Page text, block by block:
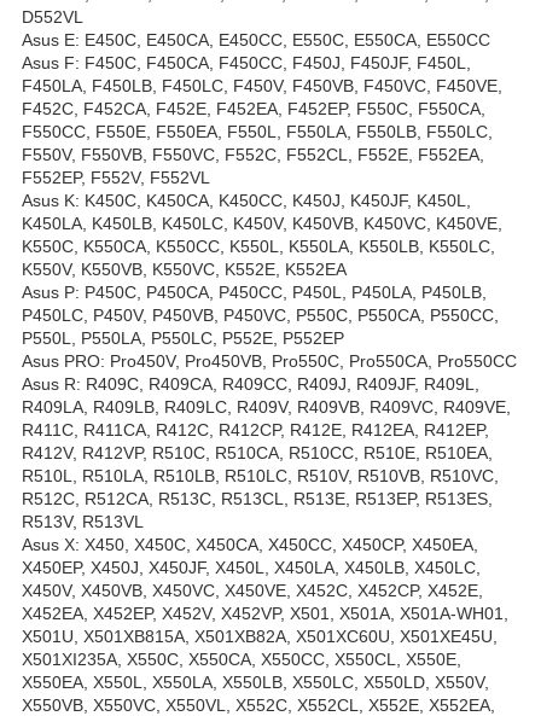
D552VL
Asus E: E450C, E450CA, E450CC, E550C, E550CA, E550CC
Asus F: F450C, F450CA, F450CC, F450J, F450JF, F450L,
F450LA, F450LB, F450LC, F450V, F450VB, F450VC, F450VE,
F452C, F452CA, F452E, F452EA, F452EP, F550C, F550CA,
F550CC, F550E, F550EA, F550L, F550LA, F550LB, F550LC,
F550V, F550VB, F550VC, F552C, F552CL, F552E, F552EA,
F552EP, F552V, F552VL
Asus K: K450C, K450CA, K450CC, K450J, K450JF, K450L,
K450LA, K450LB, K450LC, K450V, K450VB, K450VC, K450VE,
K550C, K550CA, K550CC, K550L, K550LA, K550LB, K550LC,
K550V, K550VB, K550VC, K552E, K552EA
Asus P: P450C, P450CA, P450CC, P450L, P450LA, P450LB,
P450LC, P450V, P450VB, P450VC, P550C, P550CA, P550CC,
P550L, P550LA, P550LC, P552E, P552EP
Asus PRO: Pro450V, Pro450VB, Pro550C, Pro550CA, Pro550CC
Asus R: R409C, R409CA, R409CC, R409J, R409JF, R409L,
R409LA, R409LB, R409LC, R409V, R409VB, R409VC, R409VE,
R411C, R411CA, R412C, R412CP, R412E, R412EA, R412EP,
R412V, R412VP, R510C, R510CA, R510CC, R510E, R510EA,
R510L, R510LA, R510LB, R510LC, R510V, R510VB, R510VC,
R512C, R512CA, R513C, R513CL, R513E, R513EP, R513ES,
R513V, R513VL
Asus X: X450, X450C, X450CA, X450CC, X450CP, X450EA,
X450EP, X450J, X450JF, X450L, X450LA, X450LB, X450LC,
X450V, X450VB, X450VC, X450VE, X452C, X452CP, X452E,
X452EA, X452EP, X452V, X452VP, X501, X501A, X501A-WH01,
X501U, X501XB815A, X501XB82A, X501XC60U, X501XE45U,
X501XI235A, X550C, X550CA, X550CC, X550CL, X550E,
X550EA, X550L, X550LA, X550LB, X550LC, X550LD, X550V,
X550VB, X550VC, X550VL, X552C, X552CL, X552E, X552EA,